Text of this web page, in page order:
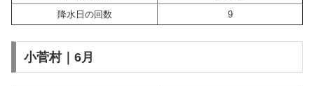
降水日の回数
9
小菅村｜6月